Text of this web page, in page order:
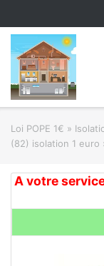
content
Loi POPE 1€ »
(82) isolation 1 euro
A votre